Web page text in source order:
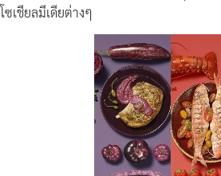
โซเชียลมีเดียต่างๆ